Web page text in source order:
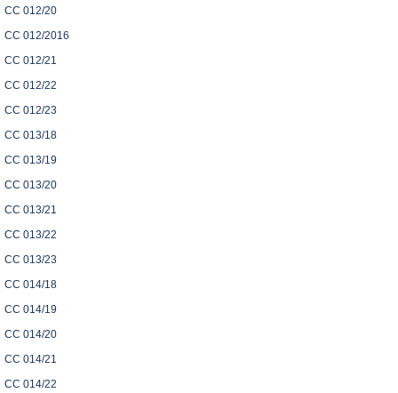
CC 012/20
CC 012/2016
CC 012/21
CC 012/22
CC 012/23
CC 013/18
CC 013/19
CC 013/20
CC 013/21
CC 013/22
CC 013/23
CC 014/18
CC 014/19
CC 014/20
CC 014/21
CC 014/22